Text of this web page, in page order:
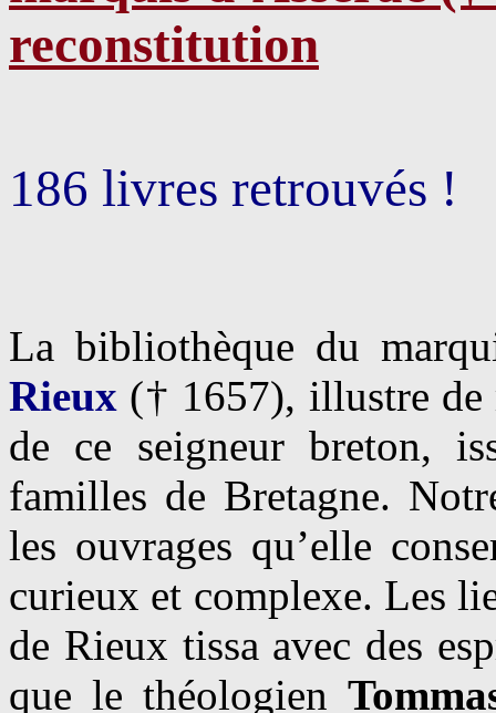
reconstitution
186 livres retrouvés !
La bibliothèque du
Rieux († 1657), illustre de
de ce seigneur breton,
familles de Bretagne.
les ouvrages qu’elle
curieux et complexe. Les
de Rieux tissa avec des
que le théologien